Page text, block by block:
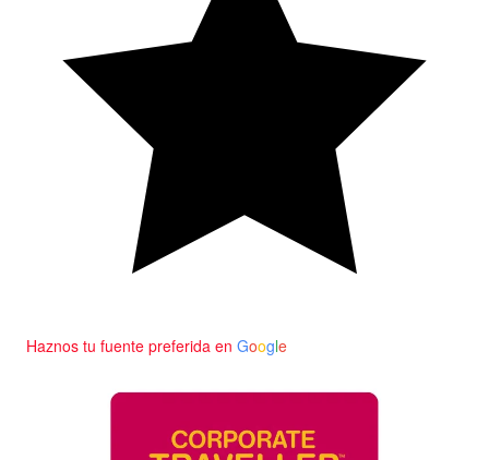
Haznos tu fuente preferida en Google